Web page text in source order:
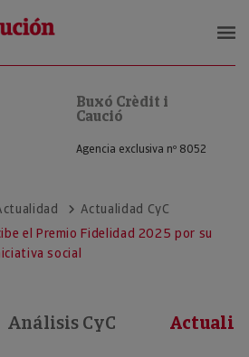
Buxó Crèdit i
Caució
Agencia exclusiva nº 8052
Actualidad CyC
el Premio Fidelidad 2025 por su
social
Análisis CyC